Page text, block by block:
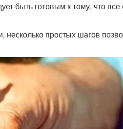
быть готовым к тому, что
простых шагов